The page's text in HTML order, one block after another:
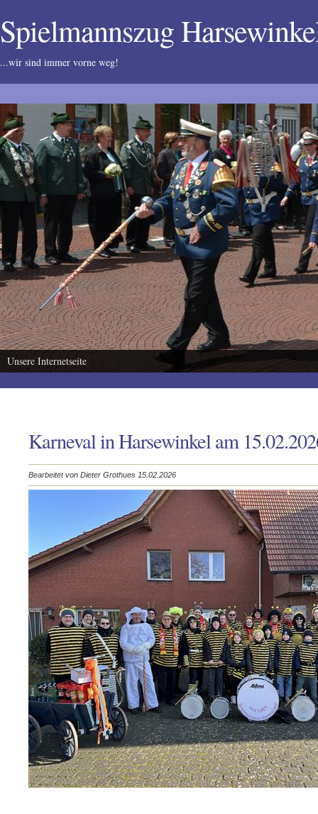
Spielmannszug
...wir sind immer vorne weg!
Unsere Internetseite
Karneval in Harsewinkel am
Bearbeitet von Dieter Grothues 15.02.2026